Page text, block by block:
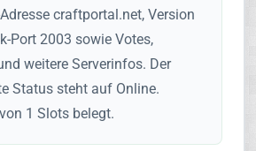
craftportal.net, Version
Port 2003 sowie Votes,
weitere Serverinfos. Der
Status steht auf Online.
1 Slots belegt.